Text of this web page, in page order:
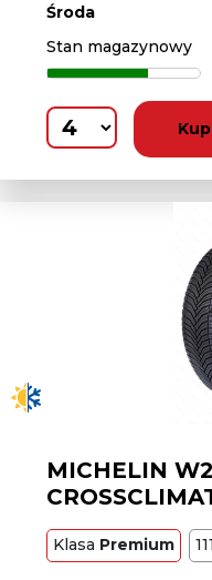
Środa
Stan magazynowy
Kup
MICHELIN
Klasa Premium 111